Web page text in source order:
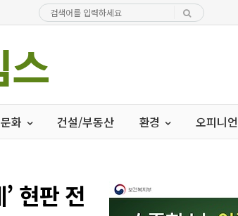
문화 건설/부동산 환경 오피니언
현판 전